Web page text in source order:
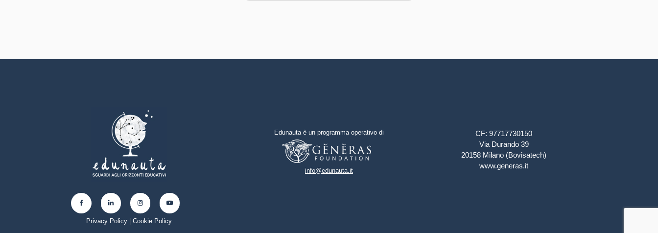
Privacy Policy |Cookie Policy
Edunauta è un programma operativo di
info@edunauta.it
CF: 97717730150
Via Durando 39
20158 Milano (Bovisatech)
www.generas.it